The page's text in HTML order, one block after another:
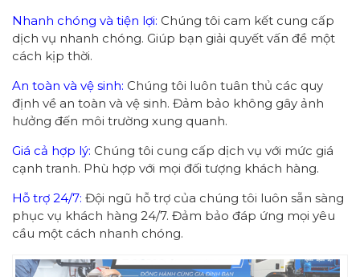
Nhanh chóng và tiện lợi: Chúng tôi cam kết cung cấp
dịch vụ nhanh chóng. Giúp bạn giải quyết vấn đề một
cách kịp thời.
An toàn và vệ sinh: Chúng tôi luôn tuân thủ các quy
định về an toàn và vệ sinh. Đảm bảo không gây ảnh
hưởng đến môi trường xung quanh.
Giá cả hợp lý: Chúng tôi cung cấp dịch vụ với mức giá
cạnh tranh. Phù hợp với mọi đối tượng khách hàng.
Hỗ trợ 24/7: Đội ngũ hỗ trợ của chúng tôi luôn sẵn sàng
phục vụ khách hàng 24/7. Đảm bảo đáp ứng mọi yêu
cầu một cách nhanh chóng.